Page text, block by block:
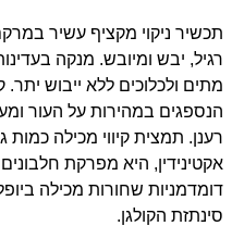
תכשיר ניקוי מקציף עשיר
רגיל, יבש ומיובש. מנקה
מתים ולכלוכים ללא ייבוש יתר.
הנספגים במהירות על העור
רענן. תמצית קיווי מכילה כמות
אקטינידין, היא מפרקת
דומדמניות שחורות מכילה
סינתזת הקולגן.